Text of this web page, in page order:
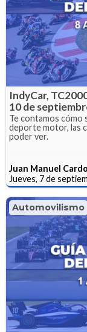
IndyCar,
10 de
Te contamos cómo
deporte motor, las
poder ver.
Juan Manuel
Jueves, 7 de
Automovilismo